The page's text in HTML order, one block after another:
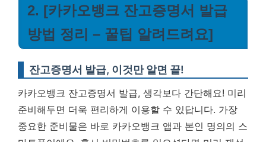
2. [카카오뱅크 잔고증명서 발급
방법 정리 – 꿀팁 알려드려요]
잔고증명서 발급, 이것만 알면 끝!
카카오뱅크 잔고증명서 발급, 생각보다 간단해요! 미리
준비해두면 더욱 편리하게 이용할 수 있답니다. 가장
중요한 준비물은 바로 카카오뱅크 앱과 본인 명의의 스